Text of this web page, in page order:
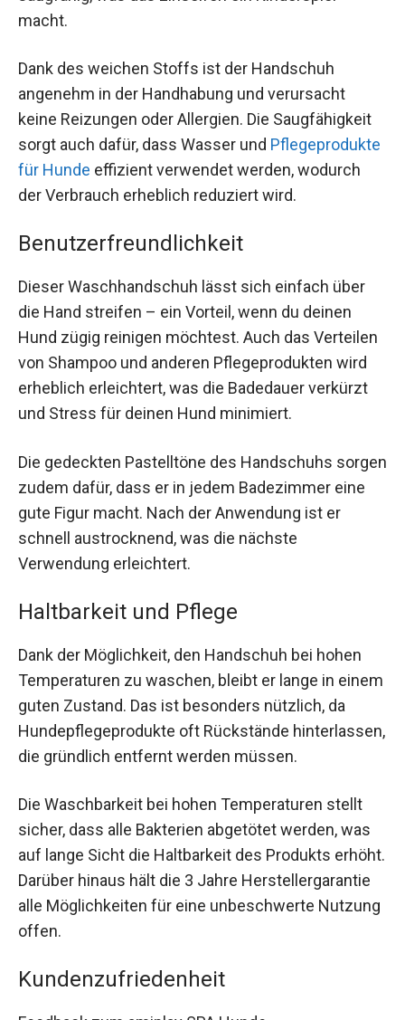
macht.
Dank des weichen Stoffs ist der Handschuh
angenehm in der Handhabung und verursacht
keine Reizungen oder Allergien. Die Saugfähigkeit
sorgt auch dafür, dass Wasser und Pflegeprodukte
für Hunde effizient verwendet werden, wodurch
der Verbrauch erheblich reduziert wird.
Benutzerfreundlichkeit
Dieser Waschhandschuh lässt sich einfach über
die Hand streifen – ein Vorteil, wenn du deinen
Hund zügig reinigen möchtest. Auch das Verteilen
von Shampoo und anderen Pflegeprodukten wird
erheblich erleichtert, was die Badedauer verkürzt
und Stress für deinen Hund minimiert.
Die gedeckten Pastelltöne des Handschuhs sorgen
zudem dafür, dass er in jedem Badezimmer eine
gute Figur macht. Nach der Anwendung ist er
schnell austrocknend, was die nächste
Verwendung erleichtert.
Haltbarkeit und Pflege
Dank der Möglichkeit, den Handschuh bei hohen
Temperaturen zu waschen, bleibt er lange in einem
guten Zustand. Das ist besonders nützlich, da
Hundepflegeprodukte oft Rückstände hinterlassen,
die gründlich entfernt werden müssen.
Die Waschbarkeit bei hohen Temperaturen stellt
sicher, dass alle Bakterien abgetötet werden, was
auf lange Sicht die Haltbarkeit des Produkts erhöht.
Darüber hinaus hält die 3 Jahre Herstellergarantie
alle Möglichkeiten für eine unbeschwerte Nutzung
offen.
Kundenzufriedenheit